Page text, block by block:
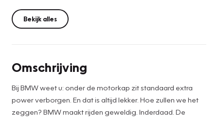
Bekijk alles
Omschrijving
Bij BMW weet u: onder de motorkap zit standaard extra
power verborgen. En dat is altijd lekker. Hoe zullen we het
zeggen? BMW maakt rijden geweldig. Inderdaad. De